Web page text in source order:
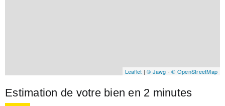
Leaflet | © Jawg -© OpenStreetMap
Estimation de votre bien en 2 minutes